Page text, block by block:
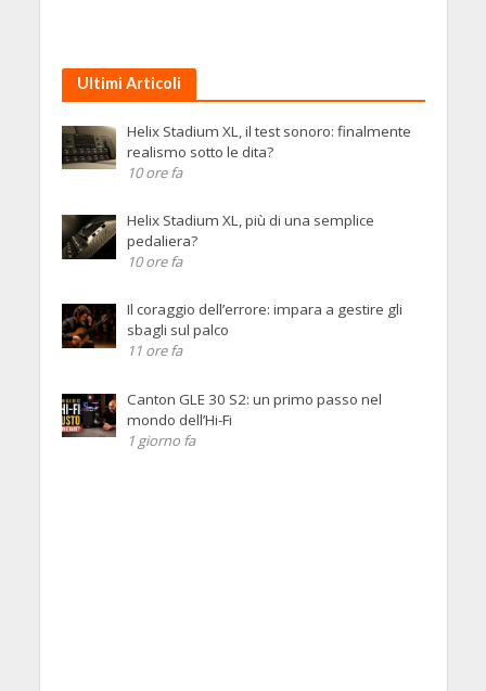
Ultimi Articoli
Helix Stadium XL, il test sonoro: finalmente
realismo sotto le dita?
10 ore fa
Helix Stadium XL, più di una semplice
pedaliera?
10 ore fa
Il coraggio dell’errore: impara a gestire gli
sbagli sul palco
11 ore fa
Canton GLE 30 S2: un primo passo nel
mondo dell’Hi-Fi
1 giorno fa